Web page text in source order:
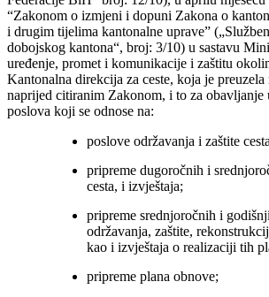
“Zakonom o izmjeni i dopuni Zakona o
i drugim tijelima kantonalne uprave”
dobojskog kantona“, broj: 3/10) u sastavu
uređenje, promet i komunikacije i zaštitu
Kantonalna direkcija za ceste, koja je preuzela
naprijed citiranim Zakonom, i to za obavljanje
poslova koji se odnose na:
poslove održavanja i zaštite
pripreme dugoročnih i
cesta, i izvještaja;
pripreme srednjoročnih i
održavanja, zaštite,
kao i izvještaja o realizaciji tih
pripreme plana obnove;